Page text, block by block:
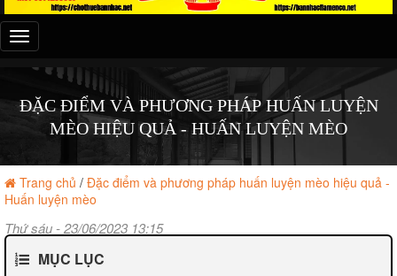
Đây
là
menu
ĐẶC ĐIỂM VÀ PHƯƠNG PHÁP HUẤN LUYỆN
MÈO HIỆU QUẢ - HUẤN LUYỆN MÈO
Trang chủ / Đặc điểm và phương pháp huấn luyện mèo hiệu quả -
Huấn luyện mèo
Thứ sáu - 23/06/2023 13:15
MỤC LỤC